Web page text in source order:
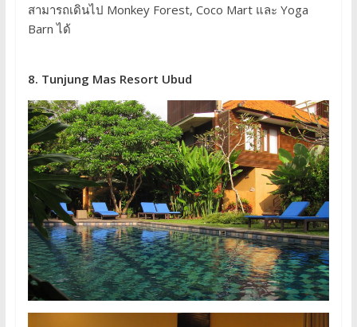
สามารถเดินไป Monkey Forest, Coco Mart และ Yoga
Barn ได้
8. Tunjung Mas Resort Ubud